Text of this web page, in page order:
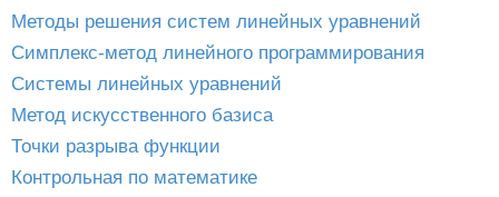
Методы решения систем линейных уравнений
Симплекс-метод линейного программирования
Системы линейных уравнений
Метод искусственного базиса
Точки разрыва функции
Контрольная по математике